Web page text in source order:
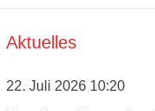
Aktuelles
22. Juli 2026 10:20